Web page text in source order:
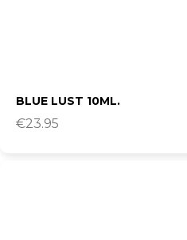
BLUE LUST 10ML.
€23.95